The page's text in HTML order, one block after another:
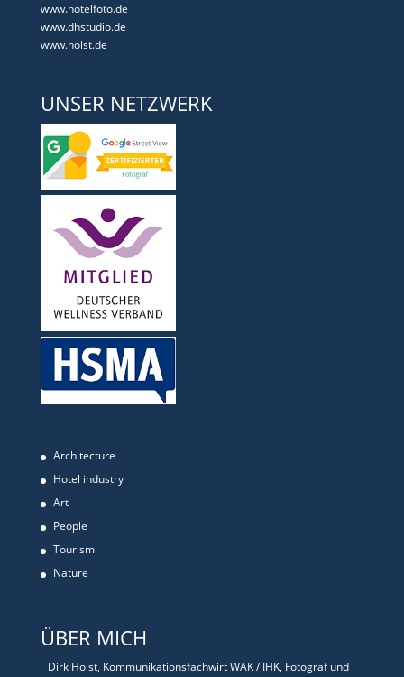
www.hotelfoto.de
www.dhstudio.de
www.holst.de
UNSER NETZWERK
Architecture
Hotel industry
Art
People
Tourism
Nature
ÜBER MICH
Dirk Holst, Kommunikationsfachwirt WAK / IHK, Fotograf und